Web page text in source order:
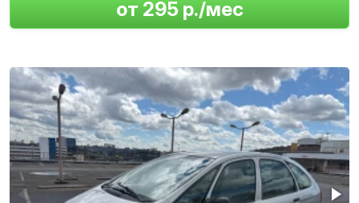
от 295 р./мес